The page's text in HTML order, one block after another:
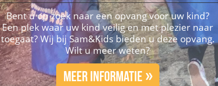
Bent u op zoek naar een opvang voor uw kind?
Een plek waar uw kind veilig en met plezier naar
toegaat? Wij bij Sam&Kids bieden u deze opvang.
Wilt u meer weten?
Meer Informatie